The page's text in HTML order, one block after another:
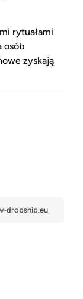
rytuałami
osób
zyskają